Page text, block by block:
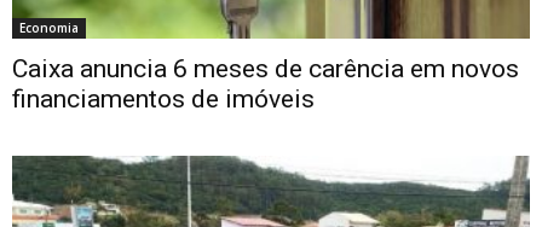
Economia
Caixa anuncia 6 meses de carência em novos
financiamentos de imóveis